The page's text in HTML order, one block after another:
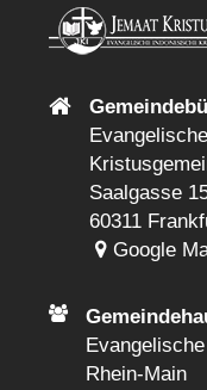
Saalgasse
60311
Google
Rhein-Main